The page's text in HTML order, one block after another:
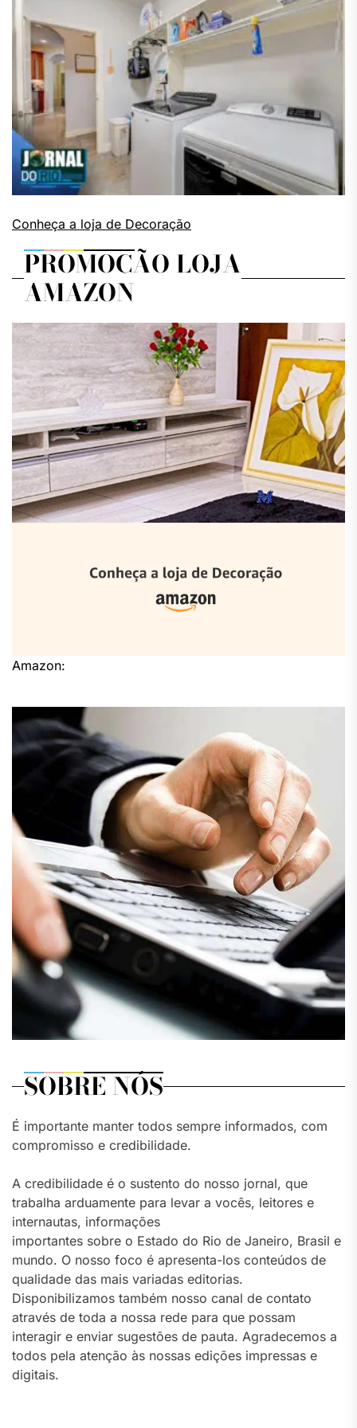
Conheça a loja de Decoração
PROMOÇÃO LOJA
AMAZON
Amazon:
SOBRE NÓS
É importante manter todos sempre informados, com
compromisso e credibilidade.
A credibilidade é o sustento do nosso jornal, que
trabalha arduamente para levar a vocês, leitores e
internautas, informações
importantes sobre o Estado do Rio de Janeiro, Brasil e
mundo. O nosso foco é apresenta-los conteúdos de
qualidade das mais variadas editorias.
Disponibilizamos também nosso canal de contato
através de toda a nossa rede para que possam
interagir e enviar sugestões de pauta. Agradecemos a
todos pela atenção às nossas edições impressas e
digitais.